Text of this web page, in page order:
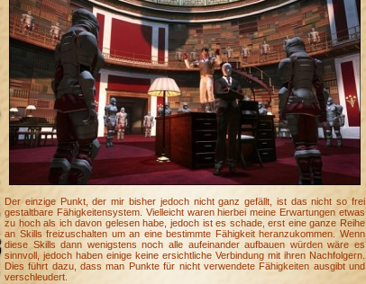
Der einzige Punkt, der mir bisher jedoch nicht ganz gefällt, ist das nicht so frei
gestaltbare Fähigkeitensystem. Vielleicht waren hierbei meine Erwartungen etwas
zu hoch als ich davon gelesen habe, jedoch ist es schade, erst eine ganze Reihe
an Skills freizuschalten um an eine bestimmte Fähigkeit heranzukommen. Wenn
diese Skills dann wenigstens noch alle aufeinander aufbauen würden wäre es
sinnvoll, jedoch haben einige keine ersichtliche Verbindung mit ihren Nachfolgern.
Dies führt dazu, dass man Punkte für nicht verwendete Fähigkeiten ausgibt und
verschleudert.